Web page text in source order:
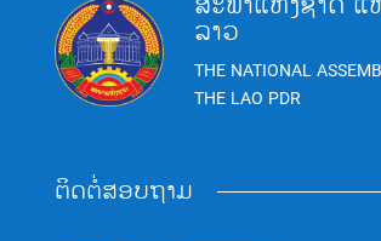
ລາວ
THE NATIONAL
THE LAO PDR
ຕິດຕໍ່ສອບຖາມ